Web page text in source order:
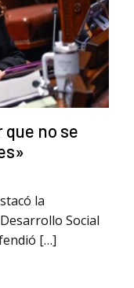
no se
la
Social
[…]